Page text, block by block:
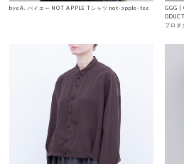
byeA. バイエー NOT APPLE Tシャツ not-apple-tee
GGG |
プロダ